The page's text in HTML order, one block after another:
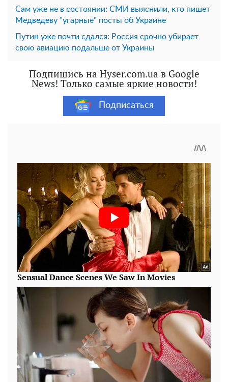
Сам уже не в состоянии: СМИ выяснили, кто пишет
Медведеву "угарные" посты об Украине
Путин уже почти сдался: Россия срочно убирает
свою авиацию подальше от Украины
Подпишись на Hyser.com.ua в Google
News! Только самые яркие новости!
Подписаться